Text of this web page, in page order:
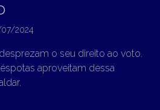
2024
o seu direito ao voto.
aproveitam dessa